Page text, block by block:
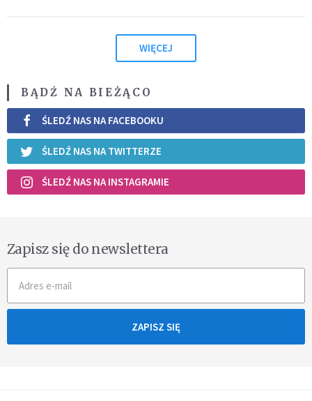
WIĘCEJ
BĄDŹ NA BIEŻĄCO
ŚLEDŹ NAS NA FACEBOOKU
ŚLEDŹ NAS NA TWITTERZE
ŚLEDŹ NAS NA INSTAGRAMIE
Zapisz się do newslettera
ZAPISZ SIĘ